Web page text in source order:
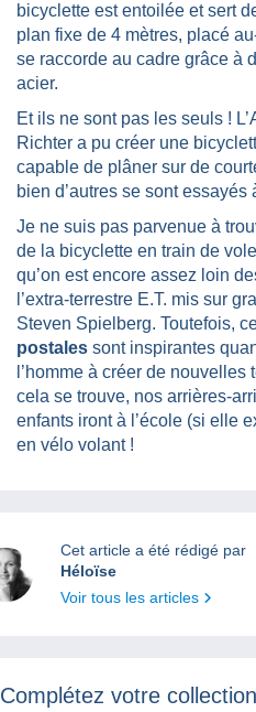
bicyclette est entoilée et sert
plan fixe de 4 mètres, placé
se raccorde au cadre grâce à
acier.
Et ils ne sont pas les seuls !
Richter a pu créer une
capable de plâner sur de
bien d’autres se sont essayés
Je ne suis pas parvenue à
de la bicyclette en train de
qu’on est encore assez loin
l’extra-terrestre E.T. mis sur
Steven Spielberg. Toutefois,
postales sont inspirantes
l’homme à créer de nouvelles
cela se trouve, nos arrières-
enfants iront à l’école (si elle
en vélo volant !
Cet article a été rédigé par
Héloïse
Voir tous les articles
Complétez votre